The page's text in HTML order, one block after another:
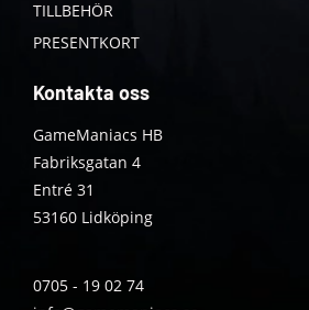
TILLBEHÖR
PRESENTKORT
Kontakta oss
GameManiacs HB
Fabriksgatan 4
Entré 31
53160 Lidköping
0705 - 19 02 74